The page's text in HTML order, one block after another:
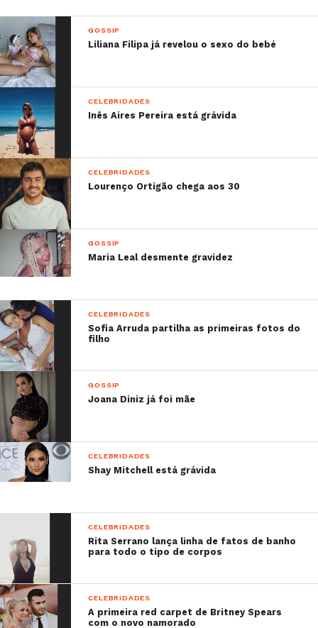
GOSSIP
Liliana Filipa já revelou o sexo do bebé
CELEBRIDADES
Inês Aires Pereira está grávida
CELEBRIDADES
Lourenço Ortigão chega aos 30
GOSSIP
Maria Leal desmente gravidez
CELEBRIDADES
Sofia Arruda partilha as primeiras fotos do
filho
GOSSIP
Joana Diniz já foi mãe
CELEBRIDADES
Shay Mitchell está grávida
CELEBRIDADES
Rita Serrano lança linha de fatos de banho
para todo o tipo de corpos
CELEBRIDADES
A primeira red carpet de Britney Spears
com o novo namorado